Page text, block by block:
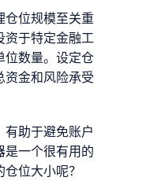
仓位规模至关重
资于特定金融工
位数量。设定仓
金和风险承受
助于避免账户
是一个很有用的
位大小呢？